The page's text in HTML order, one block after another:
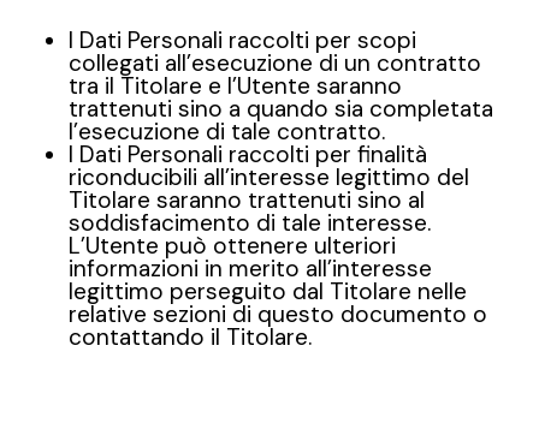
I Dati Personali raccolti per scopi
collegati all’esecuzione di un contratto
tra il Titolare e l’Utente saranno
trattenuti sino a quando sia completata
l’esecuzione di tale contratto.
I Dati Personali raccolti per finalità
riconducibili all’interesse legittimo del
Titolare saranno trattenuti sino al
soddisfacimento di tale interesse.
L’Utente può ottenere ulteriori
informazioni in merito all’interesse
legittimo perseguito dal Titolare nelle
relative sezioni di questo documento o
contattando il Titolare.